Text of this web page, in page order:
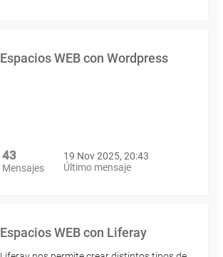
Espacios WEB con Wordpress
43
Mensajes
19 Nov 2025, 20:43
Último mensaje
Espacios WEB con Liferay